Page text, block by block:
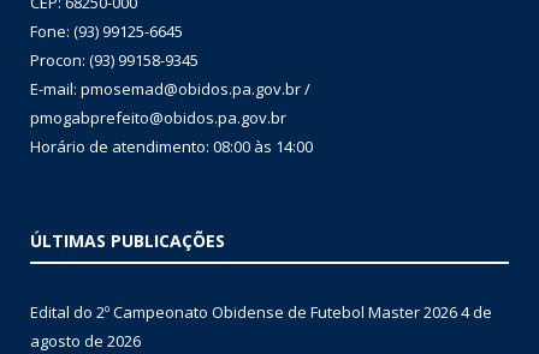
Fone: (93) 99125-6645
Procon: (93) 99158-9345
E-mail: pmosemad@obidos.pa.gov.br /
pmogabprefeito@obidos.pa.gov.br
Horário de atendimento: 08:00 às 14:00
ÚLTIMAS PUBLICAÇÕES
Edital do 2º Campeonato Obidense de Futebol Master 20264 de
agosto de 2026